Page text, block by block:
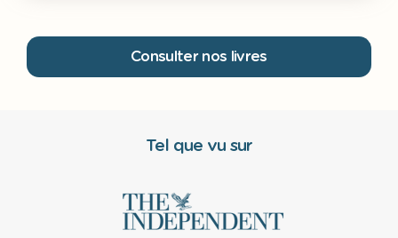
Consulter nos livres
Tel que vu sur